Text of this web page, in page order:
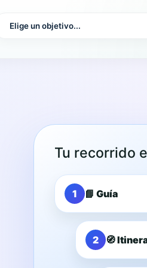
Tu recorrido
1 📘 Guía
2 🧭